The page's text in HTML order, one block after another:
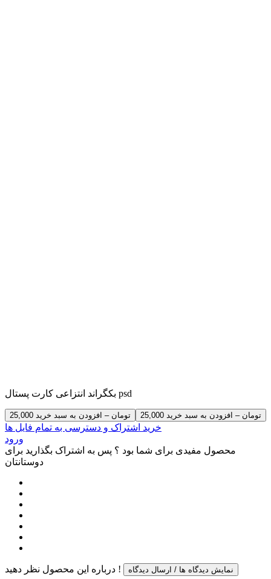
بکگراند انتزاعی کارت پستال psd
25,000 تومان – افزودن به سبد خرید
خرید اشتراک و دسترسی به تمام فایل ها
ورود
محصول مفیدی برای شما بود ؟ پس به اشتراک بگذارید برای
دوستانتان
درباره این محصول نظر دهید ! نمایش دیدگاه ها / ارسال دیدگاه